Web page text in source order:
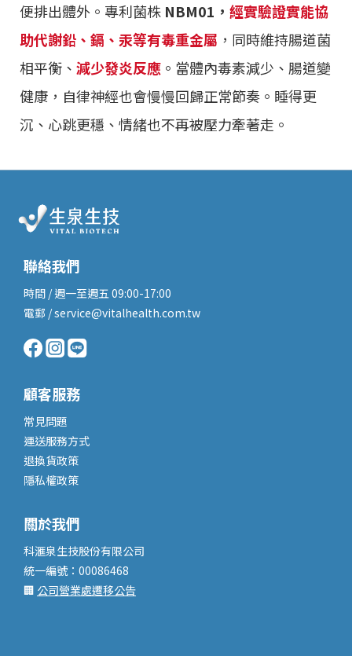
便排出體外。專利菌株 NBM01， 經實驗證實能協
助代謝鉛、鎘、汞等有毒重金屬 ，同時維持腸道菌
相平衡、 減少發炎反應 。當體內毒素減少、腸道變
健康，自律神經也會慢慢回歸正常節奏。睡得更
沉、心跳更穩、情緒也不再被壓力牽著走。
聯絡我們
時間 / 週一至週五 09:00-17:00
電郵 / service@vitalhealth.com.tw
顧客服務
常見問題
運送服務方式
退換貨政策
隱私權政策
關於我們
科滙泉生技股份有限公司
統一編號：00086468
🏢 公司營業處遷移公告